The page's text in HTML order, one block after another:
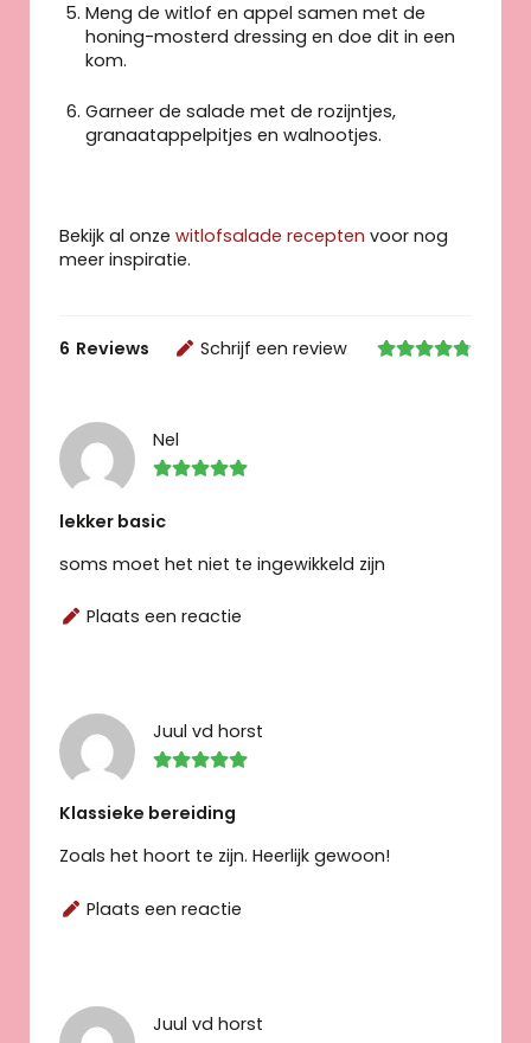
Meng de witlof en appel samen met de
honing-mosterd dressing en doe dit in een
kom.
Garneer de salade met de rozijntjes,
granaatappelpitjes en walnootjes.
Bekijk al onze witlofsalade recepten voor nog
meer inspiratie.
6 Reviews Schrijf een review
Nel
lekker basic
soms moet het niet te ingewikkeld zijn
Plaats een reactie
Juul vd horst
Klassieke bereiding
Zoals het hoort te zijn. Heerlijk gewoon!
Plaats een reactie
Juul vd horst